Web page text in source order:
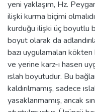
yeni yaklaşım, Hz.
ilişki kurma biçimi
kurduğu ilişki üç boyutlu
boyut olarak da
bazı uygulamaları kökten
ve yerine karz-ı hasen
ıslah boyutudur. Bu
kaldırılmamış, sadece
yasaklanmamış, ancak